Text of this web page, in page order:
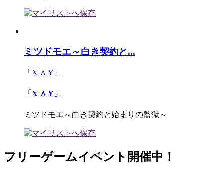
ミツドモエ～白き契約と...
「X ∧ Y」
「X ∧ Y」
ミツドモエ～白き契約と始まりの監獄～
フリーゲームイベント開催中！